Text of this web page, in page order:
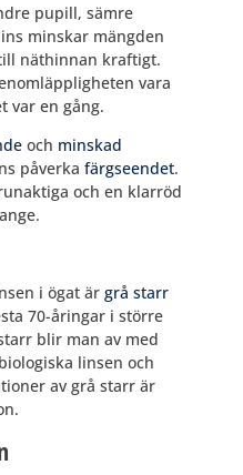
pupill, sämre
minskar mängden
näthinnan kraftigt.
vara
var en gång.
och minskad
påverka färgseendet.
och en klarröd
i ögat är grå starr
70-åringar i större
blir man av med
linsen och
av grå starr är